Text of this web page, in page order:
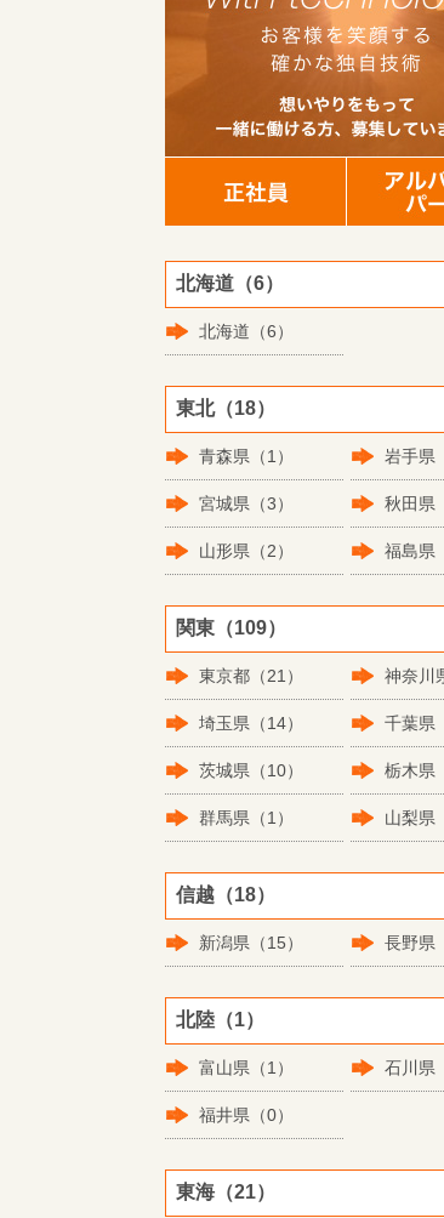
北海道（6）
北海道（6）
東北（18）
青森県（1） 岩手県
宮城県（3） 秋田県
山形県（2） 福島県
関東（109）
東京都（21） 神奈川
埼玉県（14） 千葉県
茨城県（10） 栃木県
群馬県（1） 山梨県
信越（18）
新潟県（15） 長野県
北陸（1）
富山県（1） 石川県
福井県（0）
東海（21）